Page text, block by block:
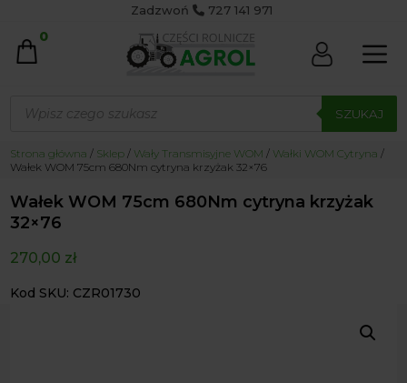
Zadzwoń 727 141 971
0
produktów SZUKAJ
Strona główna / Sklep / Wały Transmisyjne WOM / Wałki WOM Cytryna /
Wałek WOM 75cm 680Nm cytryna krzyżak 32×76
Wałek WOM 75cm 680Nm cytryna krzyżak
32×76
270,00 zł
Kod SKU: CZR01730